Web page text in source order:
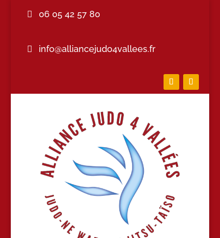
06 05 42 57 80
info@alliancejudo4vallees.fr